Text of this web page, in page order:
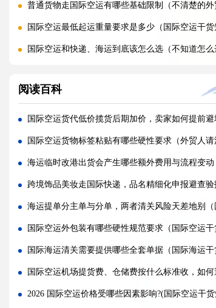
普通货物走国际空运有哪些基础限制（不清楚的外
国际空运最低起运重量要求是多少（国际空运干货
国际空运和快递、海运到底该怎么选（不知道怎么
国际空运流程完整步骤是什么（国际空运干货知识
节假日国际航班大面积缩减，空运滞港该如何加
高价值货品空运丢失，保险理赔需要准备哪些凭证
空运堆叠挤压导致箱体塌陷，怎样打包加固符合航
海运转空运紧急换货，潮湿货物如何防潮避免霉
高空低压环境下，精密仪器空运如何包装防止内部
客机散货与全货机包板空运，分别适合哪类跨境货
空运补货频繁断档，如何搭配快慢空运稳住链接排
多次空运派送拒收，会影响店铺后续 FBA 预约权
阅读百科
国际空运货代低价揽货后期加价，卖家如何提前
国际空运货物标签粘贴有哪些硬性要求（外贸人请
海运临时改港出货会产生哪些额外费用与流程变动
跨境饰品美妆走国际快递，品名精细化申报避查验
海运提单分主单与分单，两者清关风险天差地别（
国际空运外包装有哪些硬性规范要求（国际空运干
国际海运清关需要提供哪些全套单据（国际海运干
国际空运机场提货费、仓储费按什么标准收，如
2026 国际空运价格受哪些因素影响?(国际空运干